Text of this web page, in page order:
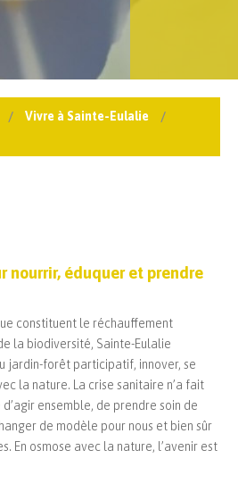
Vivre à Sainte-Eulalie
nourrir, éduquer et prendre
constituent le réchauffement
la biodiversité, Sainte-Eulalie
jardin-forêt participatif, innover, se
la nature. La crise sanitaire n’a fait
ensemble, de prendre soin de
de modèle pour nous et bien sûr
En osmose avec la nature, l’avenir est